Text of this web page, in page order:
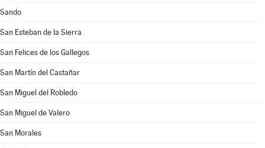
Sando
San Esteban de la Sierra
San Felices de los Gallegos
San Martín del Castañar
San Miguel del Robledo
San Miguel de Valero
San Morales